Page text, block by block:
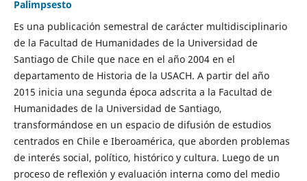
Palimpsesto
Es una publicación semestral de carácter multidisciplinario
de la Facultad de Humanidades de la Universidad de
Santiago de Chile que nace en el año 2004 en el
departamento de Historia de la USACH. A partir del año
2015 inicia una segunda época adscrita a la Facultad de
Humanidades de la Universidad de Santiago,
transformándose en un espacio de difusión de estudios
centrados en Chile e Iberoamérica, que aborden problemas
de interés social, político, histórico y cultura. Luego de un
proceso de reflexión y evaluación interna como del medio